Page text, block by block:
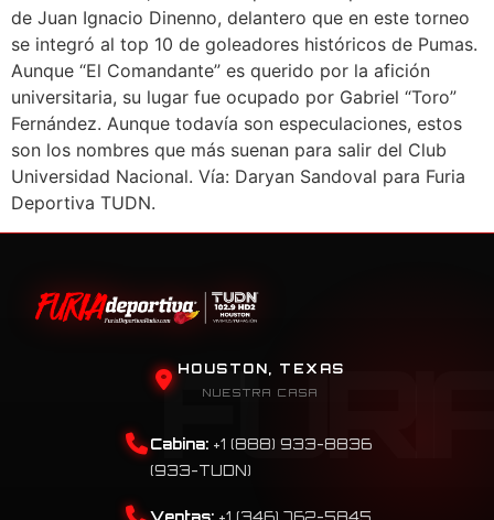
de Juan Ignacio Dinenno, delantero que en este torneo
se integró al top 10 de goleadores históricos de Pumas.
Aunque “El Comandante” es querido por la afición
universitaria, su lugar fue ocupado por Gabriel “Toro”
Fernández. Aunque todavía son especulaciones, estos
son los nombres que más suenan para salir del Club
Universidad Nacional. Vía: Daryan Sandoval para Furia
Deportiva TUDN.
HOUSTON, TEXAS
NUESTRA CASA
Cabina: +1 (888) 933-8836
(933-TUDN)